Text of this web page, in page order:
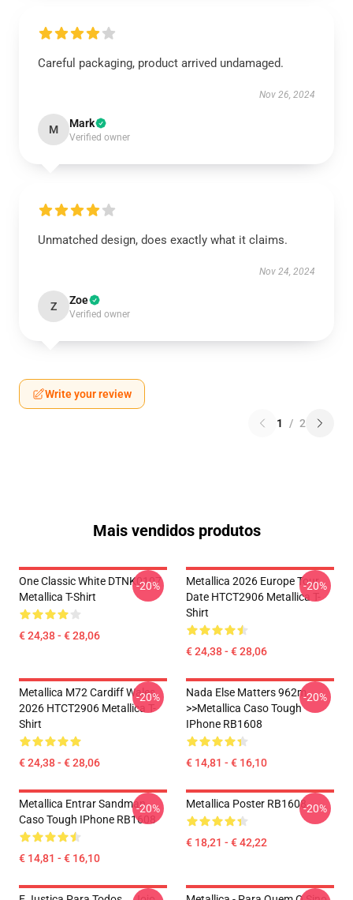
Careful packaging, product arrived undamaged.
Nov 26, 2024
M Mark
Verified owner
Unmatched design, does exactly what it claims.
Nov 24, 2024
Z Zoe
Verified owner
Write your review
1 / 2
Mais vendidos produtos
One Classic White DTNK0107
Metallica T-Shirt
€ 24,38 - € 28,06
-20%
Metallica 2026 Europe Tour
Date HTCT2906 Metallica T-
Shirt
€ 24,38 - € 28,06
-20%
Metallica M72 Cardiff Wales
2026 HTCT2906 Metallica T-
Shirt
€ 24,38 - € 28,06
-20%
Nada Else Matters 962m
>>metallica Caso Tough
IPhone RB1608
€ 14,81 - € 16,10
-20%
Metallica Entrar Sandman
Caso Tough IPhone RB1608
€ 14,81 - € 16,10
-20% Metallica Poster RB1608
€ 18,21 - € 42,22
-20%